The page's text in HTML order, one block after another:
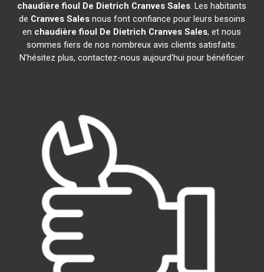
chaudière fioul De Dietrich Cranves Sales. Les habitants
de Cranves Salesnous font confiance pour leurs besoins
en chaudière fioul De Dietrich Cranves Sales, et nous
sommes fiers de nos nombreux avis clients satisfaits.
N'hésitez plus, contactez-nous aujourd'hui pour bénéficier